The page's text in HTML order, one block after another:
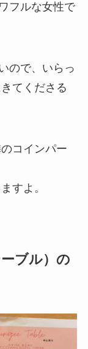
フルな女性で
ので、いらっ
てくださる
コインパー
すよ。
ブル）の